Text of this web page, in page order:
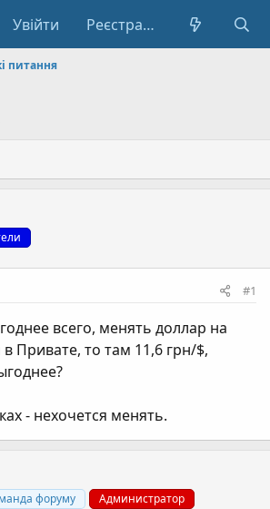
Увійти Реєстрація
питання
#1
всего, менять доллар на
Привате, то там 11,6 грн/$,
- нехочется менять.
форуму Администратор